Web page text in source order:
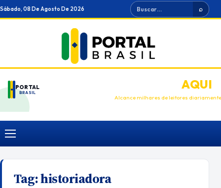
Ir
para
Sábado, 08 De Agosto De 2026 Buscar ⌕
PORTAL
BRASIL
ANUNCIEAQUI
Alcance milhares de leitores diariamente
Menu
Tag:historiadora